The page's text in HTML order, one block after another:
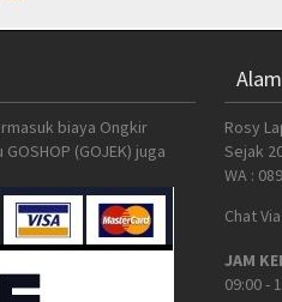
biaya Ongkir
(GOJEK) juga
Rosy
Sejak
WA :
Chat
JAM
09:00 -